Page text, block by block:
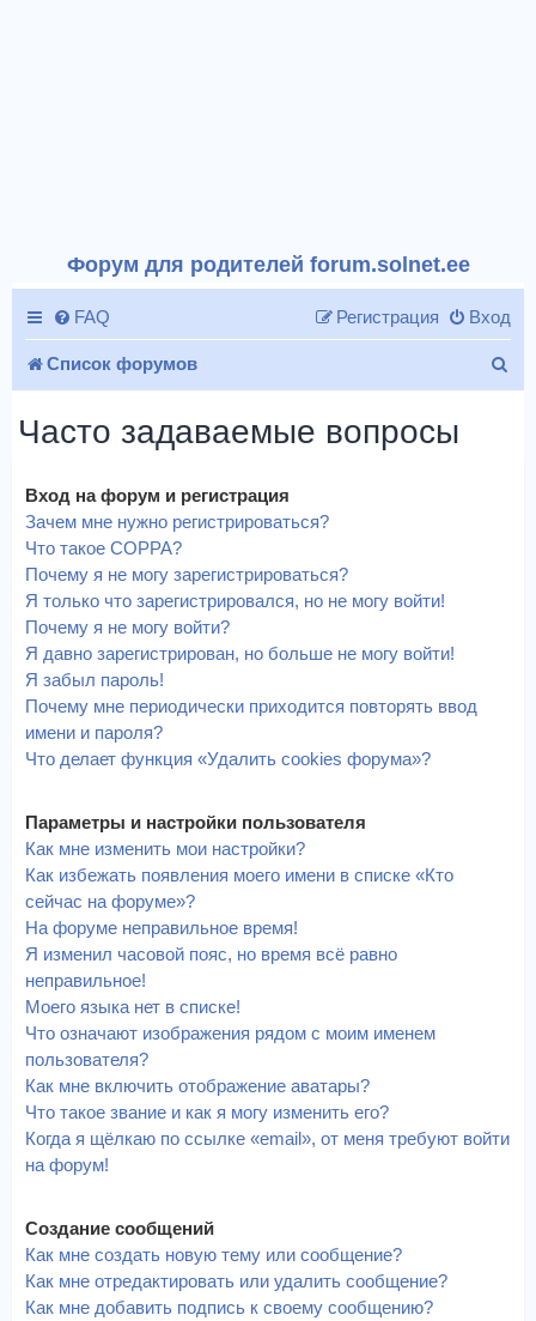
Форум для родителей forum.solnet.ee
FAQ Вход
Регистрация
Список форумов
Часто задаваемые вопросы
Вход на форум и регистрация
Зачем мне нужно регистрироваться?
Что такое COPPA?
Почему я не могу зарегистрироваться?
Я только что зарегистрировался, но не могу войти!
Почему я не могу войти?
Я давно зарегистрирован, но больше не могу войти!
Я забыл пароль!
Почему мне периодически приходится повторять ввод
имени и пароля?
Что делает функция «Удалить cookies форума»?
Параметры и настройки пользователя
Как мне изменить мои настройки?
Как избежать появления моего имени в списке «Кто
сейчас на форуме»?
На форуме неправильное время!
Я изменил часовой пояс, но время всё равно
неправильное!
Моего языка нет в списке!
Что означают изображения рядом с моим именем
пользователя?
Как мне включить отображение аватары?
Что такое звание и как я могу изменить его?
Когда я щёлкаю по ссылке «email», от меня требуют войти
на форум!
Создание сообщений
Как мне создать новую тему или сообщение?
Как мне отредактировать или удалить сообщение?
Как мне добавить подпись к своему сообщению?